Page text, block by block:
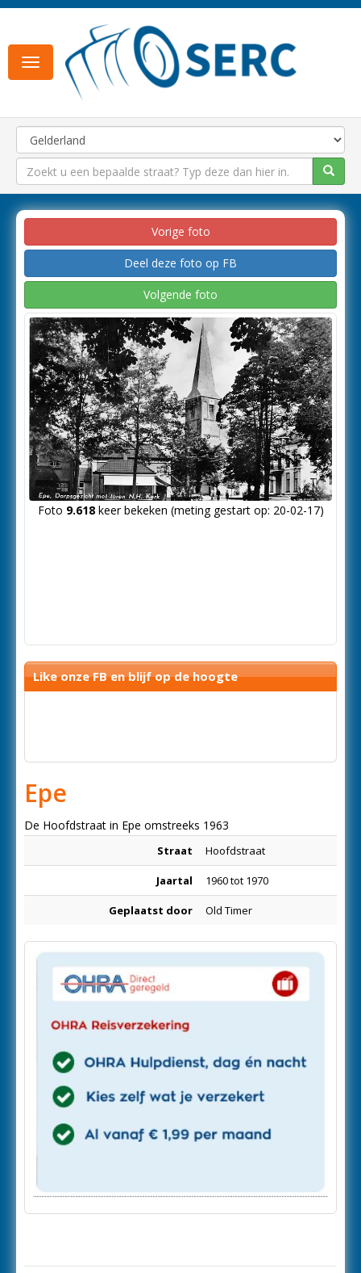
Toggle
navigation
Vorige foto
Deel deze foto op FB
Volgende foto
Foto 9.618keer bekeken (meting gestart op: 20-02-17)
Like onze FB en blijf op de hoogte
Epe
De Hoofdstraat in Epe omstreeks 1963
Straat Hoofdstraat
Jaartal 1960 tot 1970
Geplaatst door Old Timer